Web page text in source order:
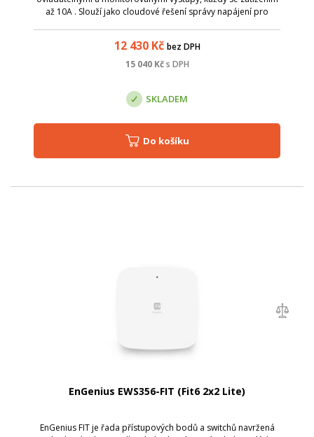
až 10A . Slouží jako cloudové řešení správy napájení pro
12 430Kč bez DPH
15 040Kč s DPH
SKLADEM
Do košíku
EnGenius EWS356-FIT (Fit6 2x2 Lite)
EnGenius FIT je řada přístupových bodů a switchů navržená